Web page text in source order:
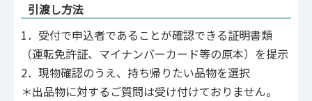
引渡し方法
1．受付で申込者であることが確認できる証明書類
（運転免許証、マイナンバーカード等の原本）を提⽰
2．現物確認のうえ、持ち帰りたい品物を選択
＊出品物に対するご質問は受け付けておりません。